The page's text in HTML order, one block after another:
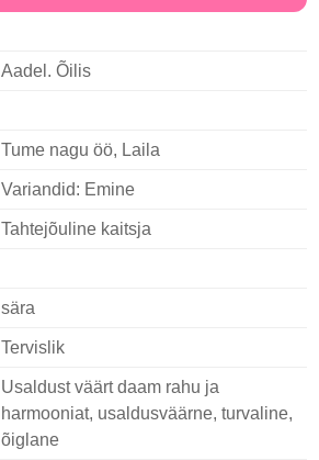
Aadel. Õilis
Tume nagu öö, Laila
Variandid: Emine
Tahtejõuline kaitsja
sära
Tervislik
Usaldust väärt daam rahu ja
harmooniat, usaldusväärne, turvaline,
õiglane